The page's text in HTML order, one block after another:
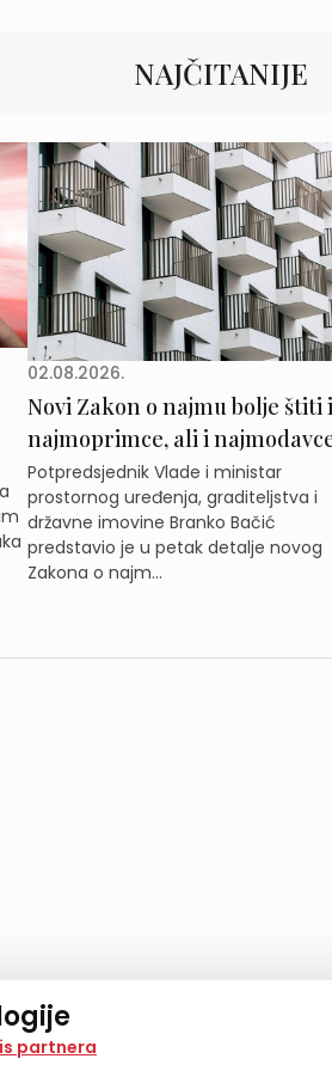
i slične tehnologije za pohranu,
partnera
NAJČITANIJE
02.08.2026.
Novi Zakon o najmu bolje štiti i
najmoprimce, ali i
Potpredsjednik Vlade i ministar
prostornog uređenja, graditeljstva i
državne imovine Branko Bačić
predstavio je u petak detalje novog
Zakona o najm...